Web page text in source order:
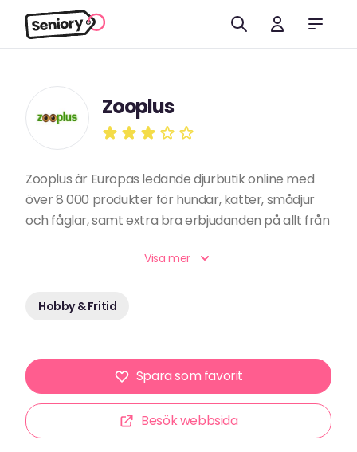
Zooplus
Zooplus är Europas ledande djurbutik online med
över 8 000 produkter för hundar, katter, smådjur
och fåglar, samt extra bra erbjudanden på allt från
Visa mer
Hobby & Fritid
Spara som favorit
Besök webbsida